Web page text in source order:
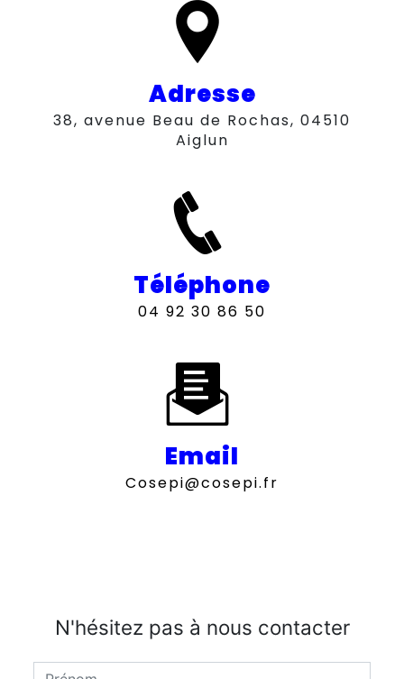
Adresse
38, avenue Beau de Rochas, 04510
Aiglun
Téléphone
04 92 30 86 50
Email
cosepi@cosepi.fr
N'hésitez pas à nous contacter